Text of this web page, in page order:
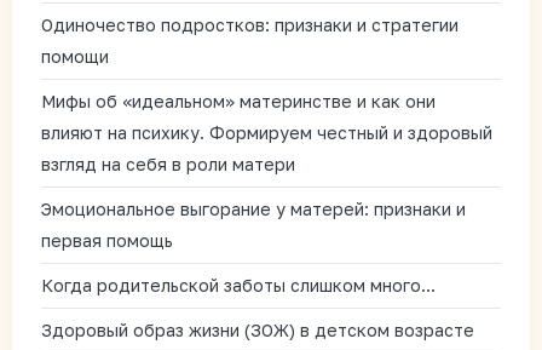
Одиночество подростков: признаки и стратегии
помощи
Мифы об «идеальном» материнстве и как они
влияют на психику. Формируем честный и здоровый
взгляд на себя в роли матери
Эмоциональное выгорание у матерей: признаки и
первая помощь
Когда родительской заботы слишком много…
Здоровый образ жизни (ЗОЖ) в детском возрасте